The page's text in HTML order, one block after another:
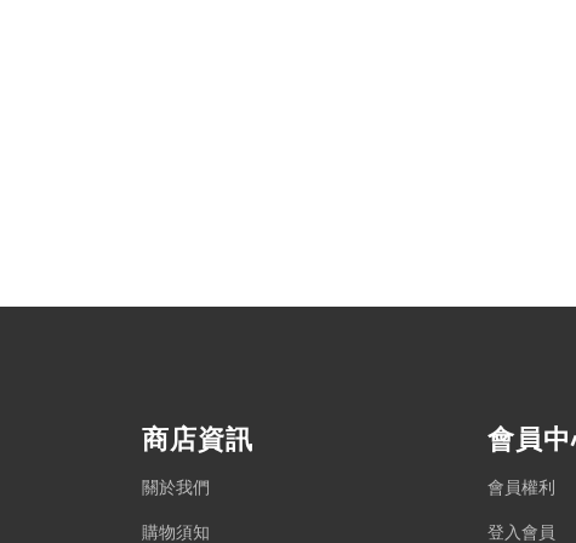
商店資訊
關於我們
購物須知
會員
會員權利
登入會員